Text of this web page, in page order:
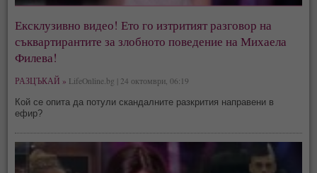
Ексклузивно видео! Ето го изтритият разговор на
съквартирантите за злобното поведение на Михаела
Филева!
РАЗЦЪКАЙ » LifeOnline.bg | 24 октомври, 06:19
Кой се опита да потули скандалните разкрития направени в
ефир?